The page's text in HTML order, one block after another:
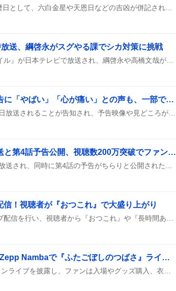
8月6日は壬子・大安・下弦の暦日として、六白金星や天恩日などの吉凶が併記され、水分補給で金運が上がるといったアドバイスが多数投稿されました。デトックスや祈り、整理整頓といった開運行動も紹介され、九星別占い結果や行事情報がシェアされたのが特徴です。
送、綱啓永がスグやる課でシカ対策に挑戦
8月6日19時に『THE突破ファイル』が日本テレビで放送され、綱啓永や高橋文哉が登場し、スグやる課がシカ対策や空港税関の密輸クイズに挑む様子が話題になっている。
「ラストノート」第5話予告に「やばい」「心が痛い」との声も、一部で期待が高まる
『ラストノート』の第5話が明日放送されることが告知され、予告映像や見どころがSNSでシェアされ、ファンは「やばい」「心が痛い」などの感想を投稿し、話題になっている。
「東京ミドサー」第3話放送と第4話予告公開、視聴数200万突破でファン歓喜
東京ミドサーの第3話がやっと放送され、同時に第4話の予告がちらりと公開されたんだ。しかも1話がTVerで200万回再生を突破したみたいで、キャストの仲里依紗やのん、深川麻衣が画面に登場するとファンが歓声を上げている様子が伝わってくる。
！視聴者が『おつこれ』で大盛り上がり
コレコレがKICKで長時間ライブ配信を行い、視聴者から『おつこれ』や『長時間ありがとう』といったコメントが続出。配信中に寝落ちや休憩もあり、全体的に和やかな雰囲気で進行した様子が投稿に映っている。
双海亜美・双海真美が大阪Zepp Nambaで『ふたごぼしのつばさ』ライブ開催、ファン歓喜の様子
双海姉妹がZepp Nambaでツインライブを披露し、ファンは入場やグッズ購入、衣装チェンジを楽しんだ様子がSNSに投稿された。ライブ開始前のワクワク感や会場内の熱気、ツインならではの衣装交換が話題となり、盛り上がりが伝わってくる。